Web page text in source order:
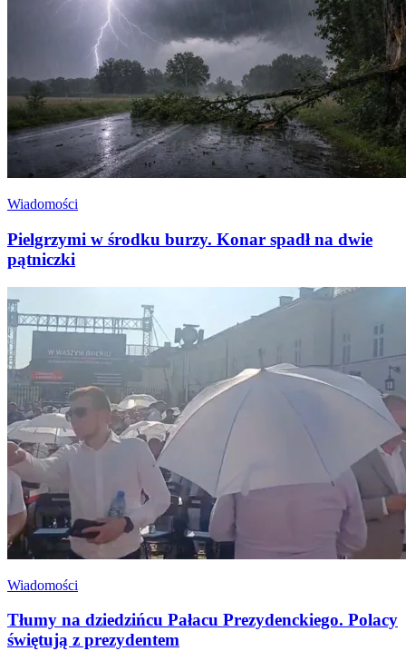
Wiadomości
Pielgrzymi w środku burzy. Konar spadł na dwie
pątniczki
Wiadomości
Tłumy na dziedzińcu Pałacu Prezydenckiego. Polacy
świętują z prezydentem